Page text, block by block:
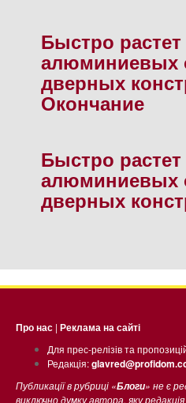
Быстро
алюминиевых
дверных
Окончание
Быстро
алюминиевых
дверных
Про нас | Реклама на сайті
Для прес-релізів та
Редакція:
Публикації в рубриці «Блоги» не є
виключно думку автора, яку